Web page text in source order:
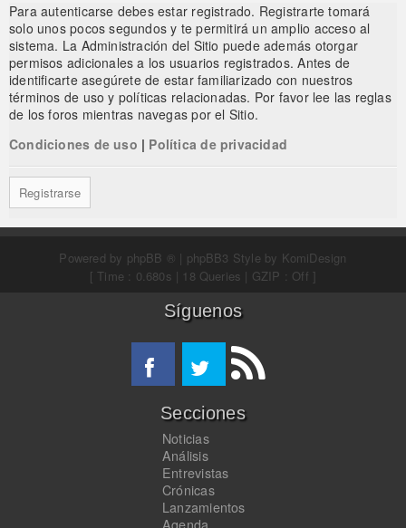
Para autenticarse debes estar registrado. Registrarte tomará
solo unos pocos segundos y te permitirá un amplio acceso al
sistema. La Administración del Sitio puede además otorgar
permisos adicionales a los usuarios registrados. Antes de
identificarte asegúrete de estar familiarizado con nuestros
términos de uso y políticas relacionadas. Por favor lee las reglas
de los foros mientras navegas por el Sitio.
Condiciones de uso | Política de privacidad
Registrarse
Powered by phpBB ® | phpBB3 Style by KomiDesign
[ Time : 0.680s | 18 Queries | GZIP : Off ]
Síguenos
Secciones
Noticias
Análisis
Entrevistas
Crónicas
Lanzamientos
Agenda